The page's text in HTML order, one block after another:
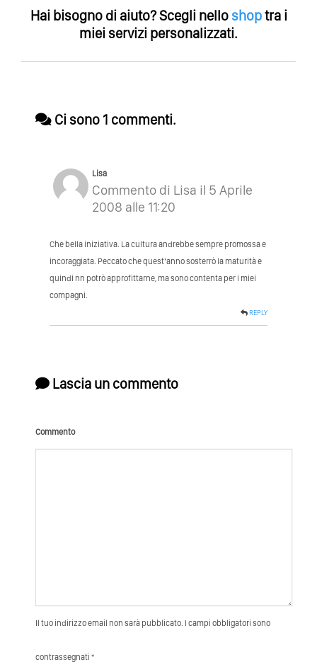
Hai bisogno di aiuto?Scegli nello shoptra i
miei servizi personalizzati.
Ci sono 1 commenti.
Lisa
Commento di Lisa il 5 Aprile
2008 alle 11:20
Che bella iniziativa. La cultura andrebbe sempre promossa e
incoraggiata. Peccato che quest’anno sosterrò la maturità e
quindi nn potrò approfittarne, ma sono contenta per i miei
compagni.
REPLY
Lascia un commento
Commento
Il tuo indirizzo email non sarà pubblicato. I campi obbligatori sono
contrassegnati *